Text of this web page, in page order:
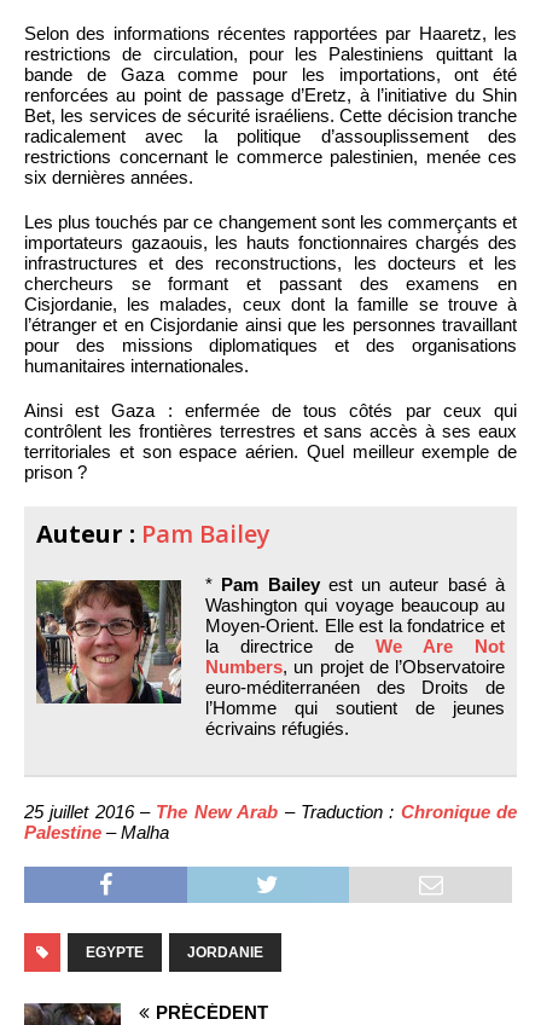
Selon des informations récentes rapportées par Haaretz, les
restrictions de circulation, pour les Palestiniens quittant la
bande de Gaza comme pour les importations, ont été
renforcées au point de passage d’Eretz, à l’initiative du Shin
Bet, les services de sécurité israéliens. Cette décision tranche
radicalement avec la politique d’assouplissement des
restrictions concernant le commerce palestinien, menée ces
six dernières années.
Les plus touchés par ce changement sont les commerçants et
importateurs gazaouis, les hauts fonctionnaires chargés des
infrastructures et des reconstructions, les docteurs et les
chercheurs se formant et passant des examens en
Cisjordanie, les malades, ceux dont la famille se trouve à
l’étranger et en Cisjordanie ainsi que les personnes travaillant
pour des missions diplomatiques et des organisations
humanitaires internationales.
Ainsi est Gaza : enfermée de tous côtés par ceux qui
contrôlent les frontières terrestres et sans accès à ses eaux
territoriales et son espace aérien. Quel meilleur exemple de
prison ?
Auteur : Pam Bailey
* Pam Baileyest un auteur basé à
Washington qui voyage beaucoup au
Moyen-Orient. Elle est la fondatrice et
la directrice de We Are Not
Numbers, un projet de l’Observatoire
euro-méditerranéen des Droits de
l’Homme qui soutient de jeunes
écrivains réfugiés.
25 juillet 2016 – The New Arab – Traduction : Chronique de
Palestine – Malha
EGYPTE JORDANIE
PRÉCÉDENT